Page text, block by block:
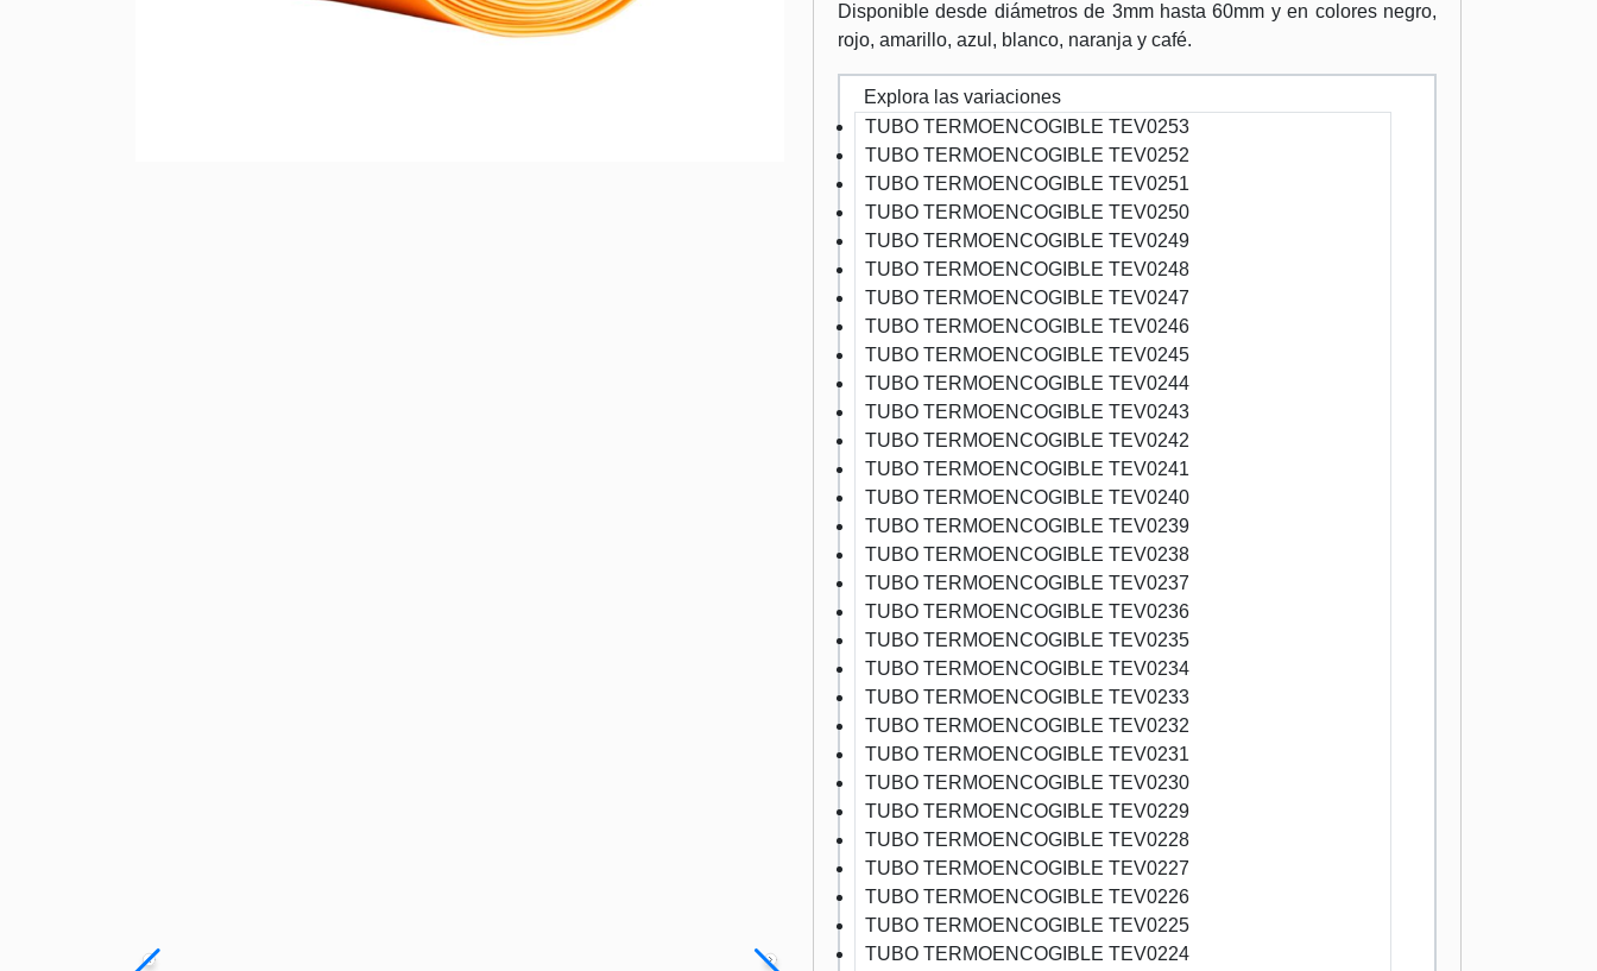
Disponible desde diámetros de 3mm hasta 60mm y en colores negro,
rojo, amarillo, azul, blanco, naranja y café.
Explora las variaciones
TUBO TERMOENCOGIBLE TEV0253
TUBO TERMOENCOGIBLE TEV0252
TUBO TERMOENCOGIBLE TEV0251
TUBO TERMOENCOGIBLE TEV0250
TUBO TERMOENCOGIBLE TEV0249
TUBO TERMOENCOGIBLE TEV0248
TUBO TERMOENCOGIBLE TEV0247
TUBO TERMOENCOGIBLE TEV0246
TUBO TERMOENCOGIBLE TEV0245
TUBO TERMOENCOGIBLE TEV0244
TUBO TERMOENCOGIBLE TEV0243
TUBO TERMOENCOGIBLE TEV0242
TUBO TERMOENCOGIBLE TEV0241
TUBO TERMOENCOGIBLE TEV0240
TUBO TERMOENCOGIBLE TEV0239
TUBO TERMOENCOGIBLE TEV0238
TUBO TERMOENCOGIBLE TEV0237
TUBO TERMOENCOGIBLE TEV0236
TUBO TERMOENCOGIBLE TEV0235
TUBO TERMOENCOGIBLE TEV0234
TUBO TERMOENCOGIBLE TEV0233
TUBO TERMOENCOGIBLE TEV0232
TUBO TERMOENCOGIBLE TEV0231
TUBO TERMOENCOGIBLE TEV0230
TUBO TERMOENCOGIBLE TEV0229
TUBO TERMOENCOGIBLE TEV0228
TUBO TERMOENCOGIBLE TEV0227
TUBO TERMOENCOGIBLE TEV0226
TUBO TERMOENCOGIBLE TEV0225
TUBO TERMOENCOGIBLE TEV0224